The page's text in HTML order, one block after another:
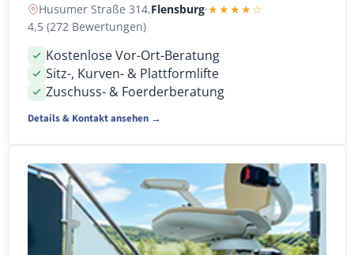
Husumer Straße 314,Flensburg·★★★★☆
4,5 (272 Bewertungen)
Kostenlose Vor-Ort-Beratung
Sitz-, Kurven- & Plattformlifte
Zuschuss- & Foerderberatung
Details & Kontakt ansehen →